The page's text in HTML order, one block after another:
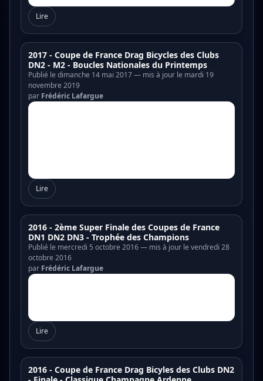
Lire
2017 - Coupe de France Drag Bicycles des Clubs
DN2 - M2 - Boucles Nationales du Printemps
Publié le dimanche 14 mai 2017 — mis à jour le mardi 19
novembre 2019
par Frédéric Lafargue
Lire
2016 - 2ème Super Finale des Coupes de France
DN1 DN2 DN3 - Trophée des Champions
Publié le mercredi 5 octobre 2016 — mis à jour le vendredi 28
octobre 2016
par Frédéric Lafargue
Lire
2016 - Coupe de France Drag Bicyles des Clubs DN2